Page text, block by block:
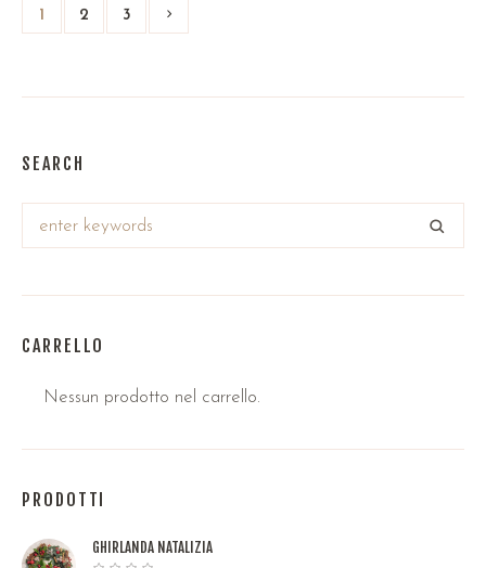
1 2 3
SEARCH
CARRELLO
Nessun prodotto nel carrello.
PRODOTTI
GHIRLANDA NATALIZIA